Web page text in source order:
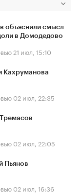
объяснили смысл
в Домодедово
21 июл, 15:10
Кахруманова
02 июл, 22:35
02 июл, 22:05
Пьянов
02 июл, 16:36